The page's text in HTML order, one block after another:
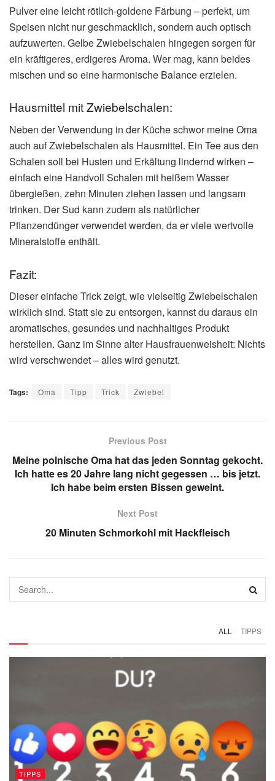
Pulver eine leicht rötlich-goldene Färbung – perfekt, um
Speisen nicht nur geschmacklich, sondern auch optisch
aufzuwerten. Gelbe Zwiebelschalen hingegen sorgen für
ein kräftigeres, erdigeres Aroma. Wer mag, kann beides
mischen und so eine harmonische Balance erzielen.
Hausmittel mit Zwiebelschalen:
Neben der Verwendung in der Küche schwor meine Oma
auch auf Zwiebelschalen als Hausmittel. Ein Tee aus den
Schalen soll bei Husten und Erkältung lindernd wirken –
einfach eine Handvoll Schalen mit heißem Wasser
übergießen, zehn Minuten ziehen lassen und langsam
trinken. Der Sud kann zudem als natürlicher
Pflanzendünger verwendet werden, da er viele wertvolle
Mineralstoffe enthält.
Fazit:
Dieser einfache Trick zeigt, wie vielseitig Zwiebelschalen
wirklich sind. Statt sie zu entsorgen, kannst du daraus ein
aromatisches, gesundes und nachhaltiges Produkt
herstellen. Ganz im Sinne alter Hausfrauenweisheit: Nichts
wird verschwendet – alles wird genutzt.
Tags: Oma Tipp Trick Zwiebel
Previous Post
Meine polnische Oma hat das jeden Sonntag gekocht.
Ich hatte es 20 Jahre lang nicht gegessen … bis jetzt.
Ich habe beim ersten Bissen geweint.
Next Post
20 Minuten Schmorkohl mit Hackfleisch
ALL TIPPS
TIPPS